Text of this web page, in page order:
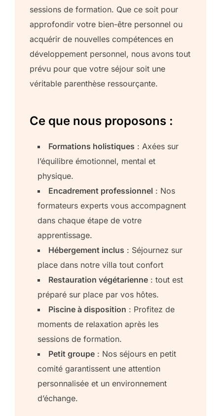
sessions de formation. Que ce soit pour
approfondir votre bien-être personnel ou
acquérir de nouvelles compétences en
développement personnel, nous avons tout
prévu pour que votre séjour soit une
véritable parenthèse ressourçante.
Ce que nous proposons :
Formations holistiques : Axées sur
l’équilibre émotionnel, mental et
physique.
Encadrement professionnel : Nos
formateurs experts vous accompagnent
dans chaque étape de votre
apprentissage.
Hébergement inclus : Séjournez sur
place dans notre villa tout confort
Restauration végétarienne : tout est
préparé sur place par vos hôtes.
Piscine à disposition : Profitez de
moments de relaxation après les
sessions de formation.
Petit groupe : Nos séjours en petit
comité garantissent une attention
personnalisée et un environnement
d’échange.